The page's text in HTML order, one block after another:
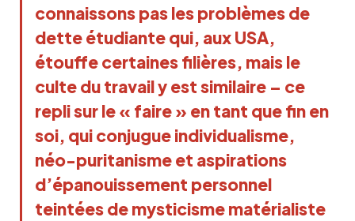
connaissons pas les problèmes de
dette étudiante qui, aux USA,
étouffe certaines filières, mais le
culte du travail y est similaire – ce
repli sur le « faire » en tant que fin en
soi, qui conjugue individualisme,
néo-puritanisme et aspirations
d’épanouissement personnel
teintées de mysticisme matérialiste